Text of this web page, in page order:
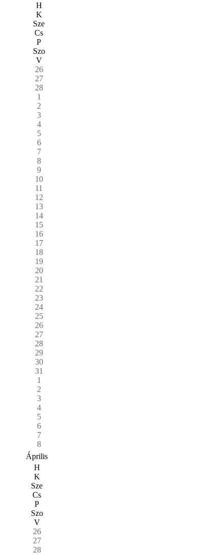
H
K
Sze
Cs
P
Szo
V
26
27
28
1
2
3
4
5
6
7
8
9
10
11
12
13
14
15
16
17
18
19
20
21
22
23
24
25
26
27
28
29
30
31
1
2
3
4
5
6
7
8
Április
H
K
Sze
Cs
P
Szo
V
26
27
28